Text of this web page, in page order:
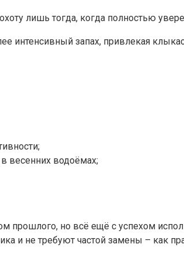
лишь тогда, когда полностью
запах, привлекая
весенних водоёмах;
но всё ещё с успехом
и не требуют частой замены – как